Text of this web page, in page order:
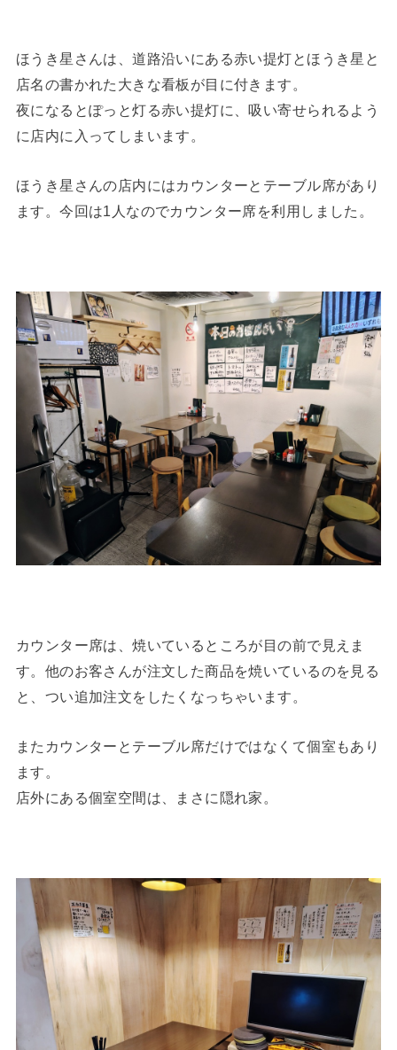
ほうき星さんは、道路沿いにある赤い提灯とほうき星と
店名の書かれた大きな看板が目に付きます。
夜になるとぽっと灯る赤い提灯に、吸い寄せられるよう
に店内に入ってしまいます。
ほうき星さんの店内にはカウンターとテーブル席があり
ます。今回は1人なのでカウンター席を利用しました。
カウンター席は、焼いているところが目の前で見えま
す。他のお客さんが注文した商品を焼いているのを見る
と、つい追加注文をしたくなっちゃいます。
またカウンターとテーブル席だけではなくて個室もあり
ます。
店外にある個室空間は、まさに隠れ家。